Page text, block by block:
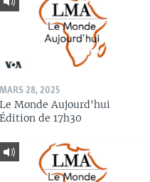
MARS 28, 2025
Le Monde Aujourd'hui
Édition de 17h30